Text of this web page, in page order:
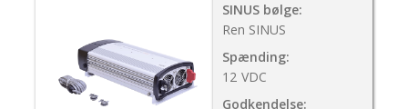
SINUS bølge:
Ren SINUS
Spænding:
12 VDC
Godkendelse: